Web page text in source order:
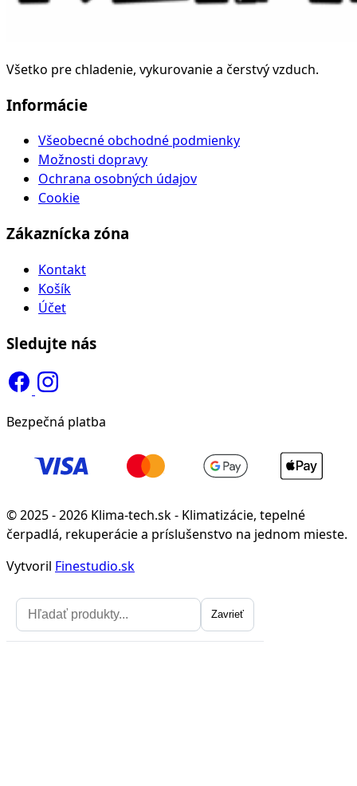
Všetko pre chladenie, vykurovanie a čerstvý vzduch.
Informácie
Všeobecné obchodné podmienky
Možnosti dopravy
Ochrana osobných údajov
Cookie
Zákaznícka zóna
Kontakt
Košík
Účet
Sledujte nás
Bezpečná platba
© 2025 - 2026 Klima-tech.sk - Klimatizácie, tepelné
čerpadlá, rekuperácie a príslušenstvo na jednom mieste.
Vytvoril Finestudio.sk
Zavrieť
Zavrieť